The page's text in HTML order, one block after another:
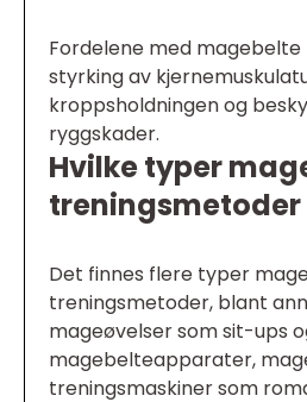
Fordelene med
styrking av
kroppsholdningen og
ryggskader.
Hvilke typer
treningsmetoder
Det finnes flere typer
treningsmetoder, blant
mageøvelser som sit-ups
magebelteapparater,
treningsmaskiner som